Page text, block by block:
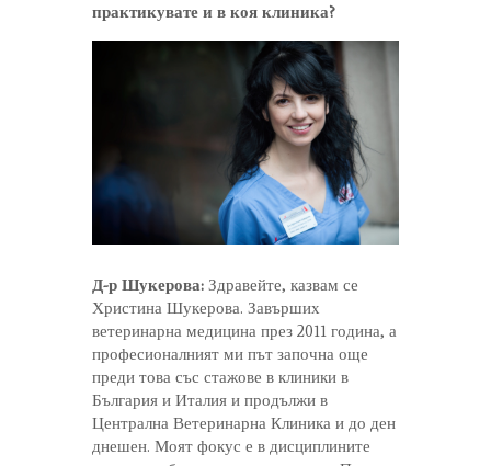
практикувате и в коя клиника?
Д-р Шукерова: Здравейте, казвам се
Христина Шукерова. Завърших
ветеринарна медицина през 2011 година, а
професионалният ми път започна още
преди това със стажове в клиники в
България и Италия и продължи в
Централна Ветеринарна Клиника и до ден
днешен. Моят фокус е в дисциплините